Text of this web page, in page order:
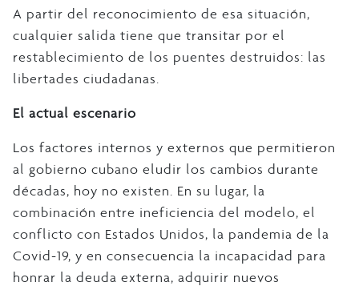
A partir del reconocimiento de esa situación,
cualquier salida tiene que transitar por el
restablecimiento de los puentes destruidos: las
libertades ciudadanas.
El actual escenario
Los factores internos y externos que permitieron
al gobierno cubano eludir los cambios durante
décadas, hoy no existen. En su lugar, la
combinación entre ineficiencia del modelo, el
conflicto con Estados Unidos, la pandemia de la
Covid-19, y en consecuencia la incapacidad para
honrar la deuda externa, adquirir nuevos